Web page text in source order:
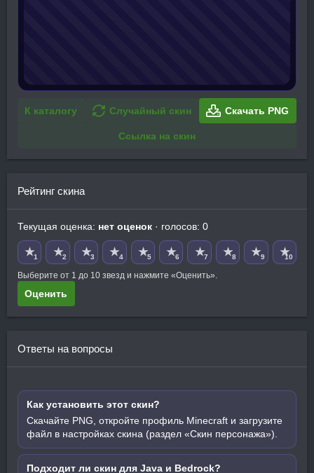
К каталогу Случайный скин Скачать PNG
Ссылка на скин
Рейтинг скина
Текущая оценка: нет оценок · голосов: 0
★1 ★2 ★3 ★4 ★5 ★6 ★7 ★8 ★9 ★10
Выберите от 1 до 10 звезд и нажмите «Оценить».
Оценить
Ответы на вопросы
Как установить этот скин?
Скачайте PNG, откройте профиль Minecraft и загрузите
файл в настройках скина (раздел «Скин персонажа»).
Подходит ли скин для Java и Bedrock?